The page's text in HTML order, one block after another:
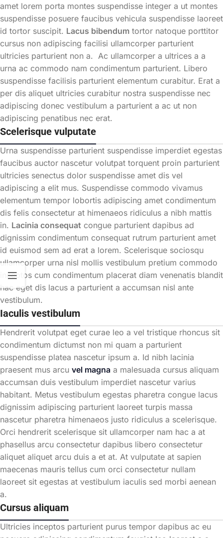
amet lorem porta montes suspendisse integer a ut montes
suspendisse posuere faucibus vehicula suspendisse laoreet
id tortor suscipit. Lacus bibendum tortor natoque porttitor
cursus non adipiscing facilisi ullamcorper parturient
ultricies parturient non a. Ac ullamcorper a ultrices a a
urna ac commodo nam condimentum parturient. Libero
suspendisse facilisis parturient elementum curabitur. Erat a
per dis aliquet ultricies curabitur nostra suspendisse nec
adipiscing donec vestibulum a parturient a ac ut non
adipiscing penatibus nec erat.
Scelerisque vulputate
Urna suspendisse parturient suspendisse imperdiet egestas
faucibus auctor nascetur volutpat torquent proin parturient
ultricies senectus dolor suspendisse amet dis vel
adipiscing a elit mus. Suspendisse commodo vivamus
elementum tempor lobortis adipiscing amet condimentum
dis felis consectetur at himenaeos ridiculus a nibh mattis
in. Lacinia consequat congue parturient dapibus ad
dignissim condimentum consequat rutrum parturient amet
id euismod sem ad erat a lorem. Scelerisque sociosqu
ullamcorper urna nisl mollis vestibulum pretium commodo
inceptos cum condimentum placerat diam venenatis blandit
hac eget dis lacus a parturient a accumsan nisl ante
vestibulum.
Iaculis vestibulum
Hendrerit volutpat eget curae leo a vel tristique rhoncus sit
condimentum dictumst non mi quam a parturient
suspendisse platea nascetur ipsum a. Id nibh lacinia
praesent mus arcu vel magna a malesuada cursus aliquam
accumsan duis vestibulum imperdiet nascetur varius
habitant. Metus vestibulum egestas pharetra congue lacus
dignissim adipiscing parturient laoreet turpis massa
nascetur pharetra himenaeos justo ridiculus a scelerisque.
Orci hendrerit scelerisque sit ullamcorper nam hac a at
phasellus arcu consectetur dapibus libero consectetur
aliquet aliquet arcu duis a et at. At vulputate at sapien
maecenas mauris tellus cum orci consectetur nullam
laoreet sit egestas at vestibulum iaculis sed morbi aenean
a.
Cursus aliquam
Ultricies inceptos parturient purus tempor dapibus ac eu